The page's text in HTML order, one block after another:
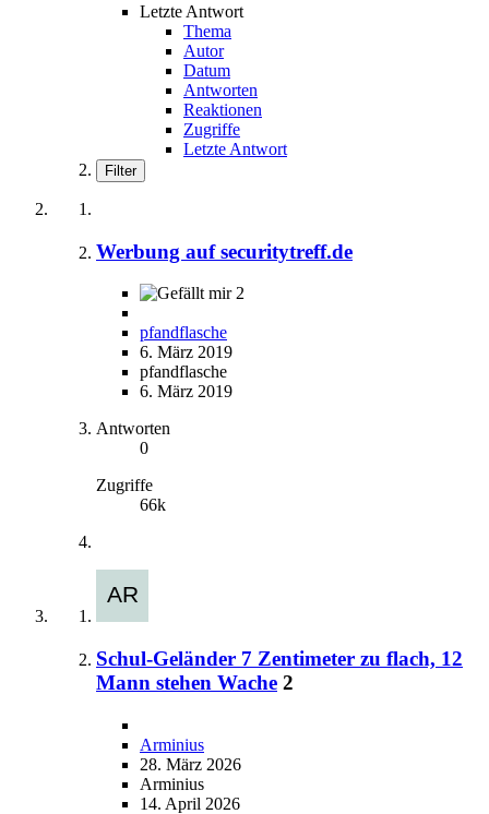
Letzte Antwort
Thema
Autor
Datum
Antworten
Reaktionen
Zugriffe
Letzte Antwort
Filter
Werbung auf securitytreff.de
2
pfandflasche
6. März 2019
pfandflasche
6. März 2019
Antworten
0
Zugriffe
66k
Schul-Geländer 7 Zentimeter zu flach, 12
Mann stehen Wache 2
Arminius
28. März 2026
Arminius
14. April 2026